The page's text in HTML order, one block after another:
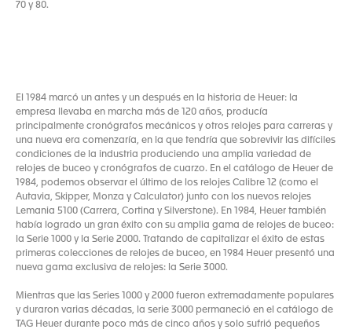
70 y 80.
El 1984 marcó un antes y un después en la historia de Heuer: la
empresa llevaba en marcha más de 120 años, producía
principalmente cronógrafos mecánicos y otros relojes para carreras y
una nueva era comenzaría, en la que tendría que sobrevivir las difíciles
condiciones de la industria produciendo una amplia variedad de
relojes de buceo y cronógrafos de cuarzo. En el catálogo de Heuer de
1984, podemos observar el último de los relojes Calibre 12 (como el
Autavia, Skipper, Monza y Calculator) junto con los nuevos relojes
Lemania 5100 (Carrera, Cortina y Silverstone). En 1984, Heuer también
había logrado un gran éxito con su amplia gama de relojes de buceo:
la Serie 1000 y la Serie 2000. Tratando de capitalizar el éxito de estas
primeras colecciones de relojes de buceo, en 1984 Heuer presentó una
nueva gama exclusiva de relojes: la Serie 3000.
Mientras que las Series 1000 y 2000 fueron extremadamente populares
y duraron varias décadas, la serie 3000 permaneció en el catálogo de
TAG Heuer durante poco más de cinco años y solo sufrió pequeños